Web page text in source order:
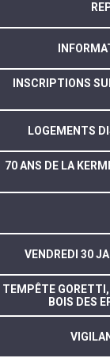
INSCRIPTIONS
LOGEMENTS
70 ANS DE LA
VENDREDI 30
TEMPÊTE GORETTI,
BOIS DES